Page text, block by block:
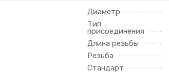
Диаметр
Тип
присоединения
Длина резьбы
Резьба
Стандарт